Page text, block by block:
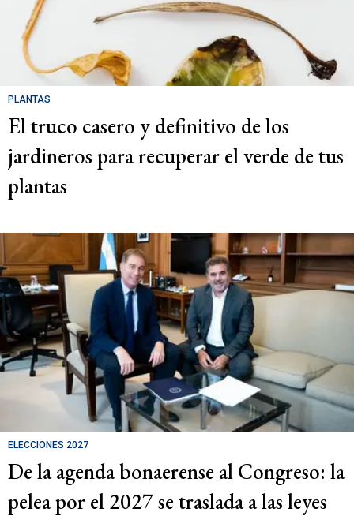
PLANTAS
El truco casero y definitivo de los
jardineros para recuperar el verde de tus
plantas
ELECCIONES 2027
De la agenda bonaerense al Congreso: la
pelea por el 2027 se traslada a las leyes